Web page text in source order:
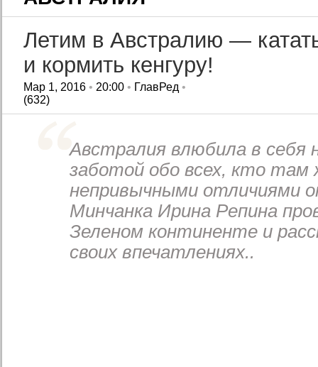
Летим в Австралию —
и кормить кенгуру!
Мар 1, 2016• 20:00• ГлавРед •
(632)
Австралия влюбила в себя
заботой обо всех, кто там
непривычными отличиями
Минчанка Ирина Репина
Зеленом континенте и
своих впечатлениях..